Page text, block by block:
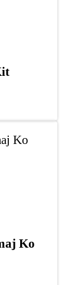
Ko